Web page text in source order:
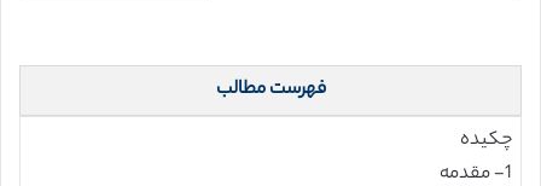
فهرست مطالب
چکیده
1- مقدمه